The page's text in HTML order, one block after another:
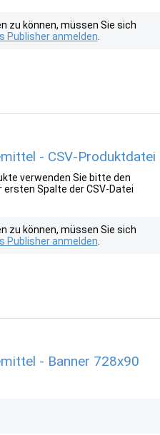
zu können, müssen Sie sich
Publisher anmelden
- CSV-Produktdatei
verwenden Sie bitte den
Spalte der CSV-Datei
zu können, müssen Sie sich
Publisher anmelden
- Banner 728x90